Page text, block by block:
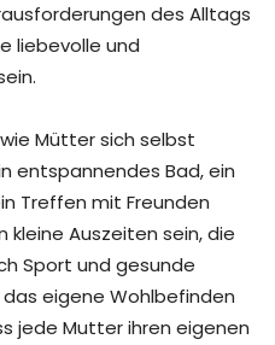
des Alltags
liebevolle und
Mütter sich selbst
entspannendes Bad, ein
Treffen mit Freunden
kleine Auszeiten sein, die
Sport und gesunde
eigene Wohlbefinden
jede Mutter ihren eigenen